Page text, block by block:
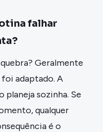
falhar
Geralmente
adaptado. A
planeja sozinha. Se
qualquer
é o